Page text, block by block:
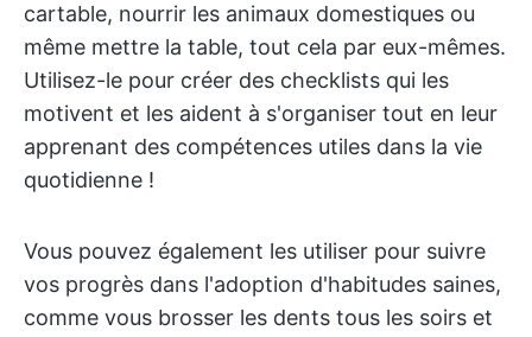
cartable, nourrir les animaux domestiques ou
même mettre la table, tout cela par eux-mêmes.
Utilisez-le pour créer des checklists qui les
motivent et les aident à s'organiser tout en leur
apprenant des compétences utiles dans la vie
quotidienne !
Vous pouvez également les utiliser pour suivre
vos progrès dans l'adoption d'habitudes saines,
comme vous brosser les dents tous les soirs et